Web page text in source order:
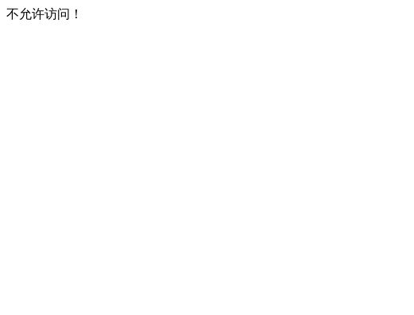
不允许访问！